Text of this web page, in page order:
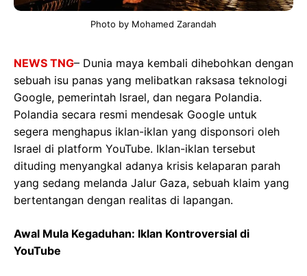
Photo by Mohamed Zarandah
NEWS TNG– Dunia maya kembali dihebohkan dengan
sebuah isu panas yang melibatkan raksasa teknologi
Google, pemerintah Israel, dan negara Polandia.
Polandia secara resmi mendesak Google untuk
segera menghapus iklan-iklan yang disponsori oleh
Israel di platform YouTube. Iklan-iklan tersebut
dituding menyangkal adanya krisis kelaparan parah
yang sedang melanda Jalur Gaza, sebuah klaim yang
bertentangan dengan realitas di lapangan.
Awal Mula Kegaduhan: Iklan Kontroversial di
YouTube